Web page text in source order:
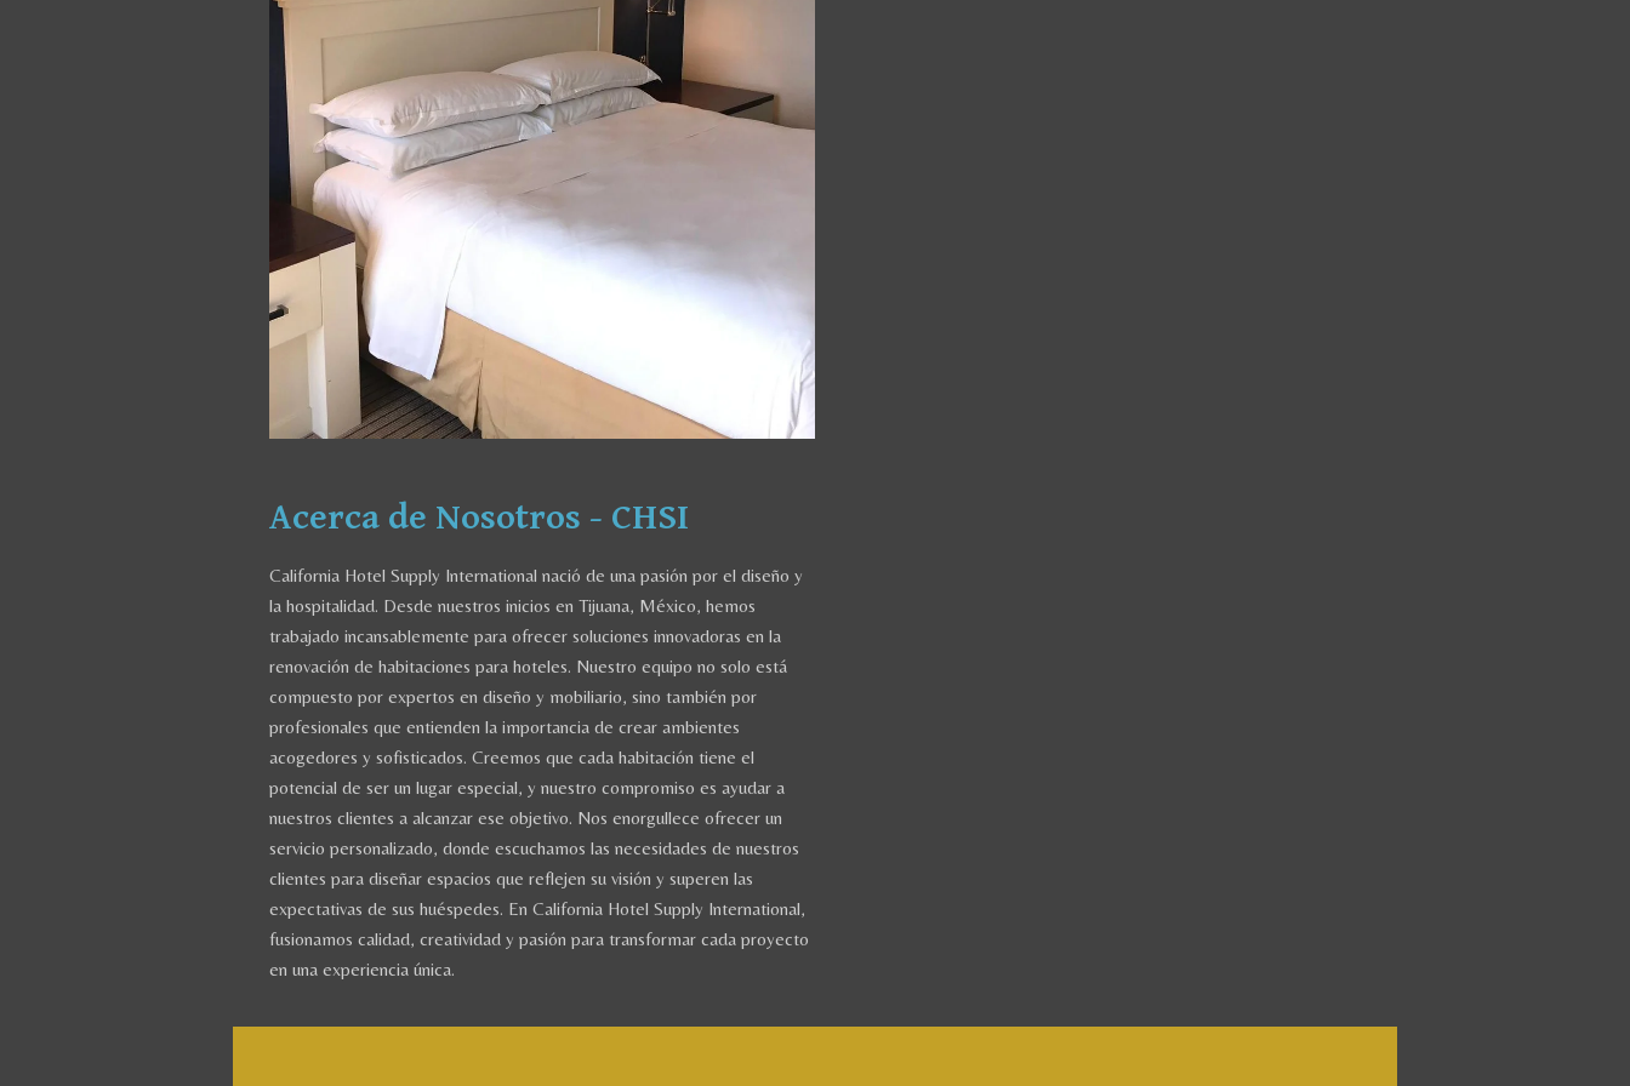
Acerca de Nosotros - CHSI
California Hotel Supply International nació de una pasión por el diseño y
la hospitalidad. Desde nuestros inicios en Tijuana, México, hemos
trabajado incansablemente para ofrecer soluciones innovadoras en la
renovación de habitaciones para hoteles. Nuestro equipo no solo está
compuesto por expertos en diseño y mobiliario, sino también por
profesionales que entienden la importancia de crear ambientes
acogedores y sofisticados. Creemos que cada habitación tiene el
potencial de ser un lugar especial, y nuestro compromiso es ayudar a
nuestros clientes a alcanzar ese objetivo. Nos enorgullece ofrecer un
servicio personalizado, donde escuchamos las necesidades de nuestros
clientes para diseñar espacios que reflejen su visión y superen las
expectativas de sus huéspedes. En California Hotel Supply International,
fusionamos calidad, creatividad y pasión para transformar cada proyecto
en una experiencia única.